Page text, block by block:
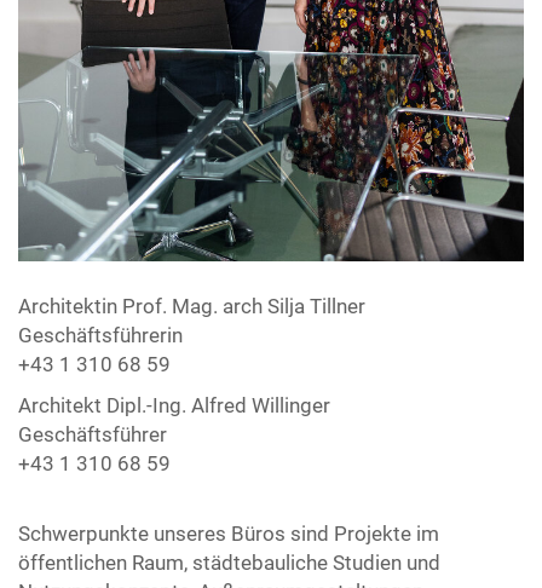
Architektin Prof. Mag. arch Silja Tillner
Geschäftsführerin
+43 1 310 68 59
Architekt Dipl.-Ing. Alfred Willinger
Geschäftsführer
+43 1 310 68 59
Schwerpunkte unseres Büros sind Projekte im
öffentlichen Raum, städtebauliche Studien und